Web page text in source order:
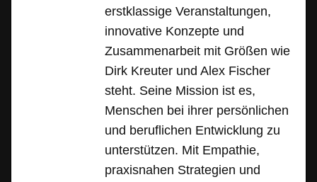
erstklassige Veranstaltungen,
innovative Konzepte und
Zusammenarbeit mit Größen wie
Dirk Kreuter und Alex Fischer
steht. Seine Mission ist es,
Menschen bei ihrer persönlichen
und beruflichen Entwicklung zu
unterstützen. Mit Empathie,
praxisnahen Strategien und